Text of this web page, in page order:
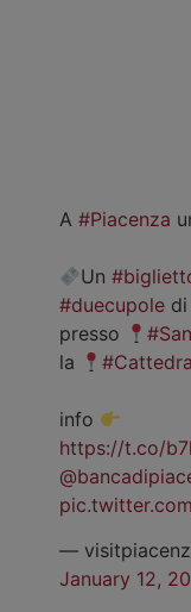
A #Piacenza
Un
#duecupole
presso
la
info
https://t.co/
—
January 12,